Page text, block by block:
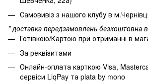
Самовивіз з нашого клубу в
* доставка передзамовлень безкоштовна
Готівкою/Картою при отриманні в
За реквізитами
Онлайн-оплата карткою Visa,
сервіси LiqPay та plata by mono